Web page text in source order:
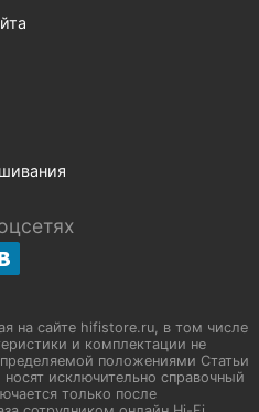
на сайте hifistore.ru, в том числе
и комплектации не
положениями Статьи
исключительно справочный
только после